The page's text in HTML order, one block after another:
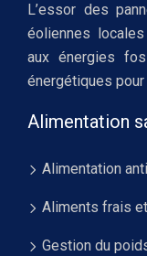
L’essor des
éoliennes
aux énergies
énergétiques
Alimentation
Alimentation
Aliments frais
Gestion du